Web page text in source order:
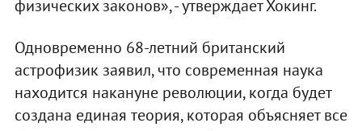
физических законов», - утверждает Хокинг.
Одновременно 68-летний британский
астрофизик заявил, что современная наука
находится накануне революции, когда будет
создана единая теория, которая объясняет все